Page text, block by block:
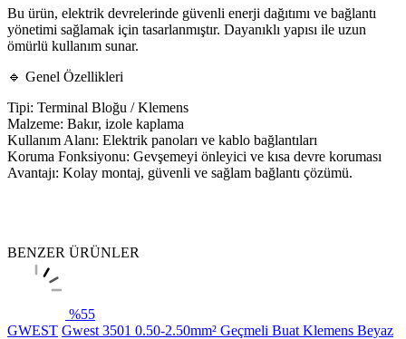
Bu ürün, elektrik devrelerinde güvenli enerji dağıtımı ve bağlantı
yönetimi sağlamak için tasarlanmıştır. Dayanıklı yapısı ile uzun
ömürlü kullanım sunar.
🔹 Genel Özellikleri
Tipi: Terminal Bloğu / Klemens
Malzeme: Bakır, izole kaplama
Kullanım Alanı: Elektrik panoları ve kablo bağlantıları
Koruma Fonksiyonu: Gevşemeyi önleyici ve kısa devre koruması
Avantajı: Kolay montaj, güvenli ve sağlam bağlantı çözümü.
BENZER ÜRÜNLER
%55
GWEST Gwest 3501 0.50-2.50mm² Geçmeli Buat Klemens Beyaz